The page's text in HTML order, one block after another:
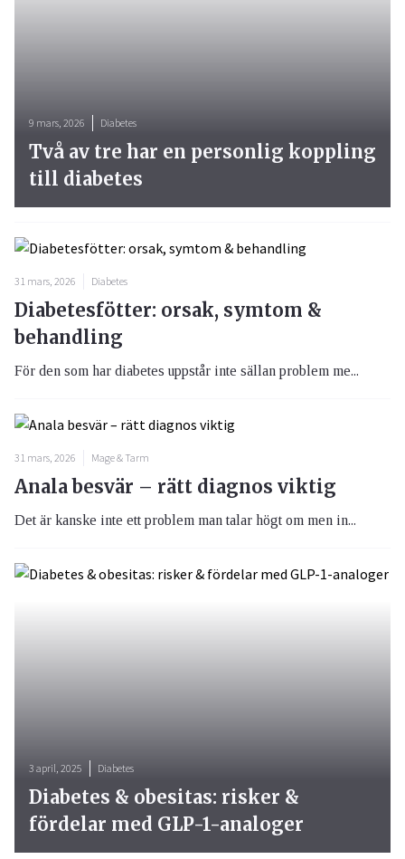
31 mars, 2026 Diabetes
Diabetesfötter: orsak, symtom &
behandling
För den som har diabetes uppstår inte sällan problem me...
31 mars, 2026 Mage & Tarm
Anala besvär – rätt diagnos viktig
Det är kanske inte ett problem man talar högt om men in...
9 mars, 2026 Diabetes
Två av tre har en personlig koppling
till diabetes
3 april, 2025 Diabetes
Diabetes & obesitas: risker &
fördelar med GLP-1-analoger